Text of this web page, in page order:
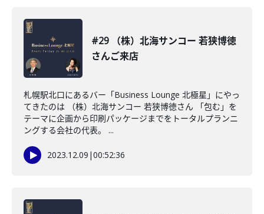
#29 （株）北海サンコー 若狭博徳
さんご来店
札幌駅北口にあるバー「Business Lounge 北極星」にやっ
てきたのは （株）北海サンコー 若狭博徳さん 「包む」を
テーマに企画から印刷パッケージまでをトータルプランニ
ングする会社の代表。 ...
2023.12.09 |00:52:36